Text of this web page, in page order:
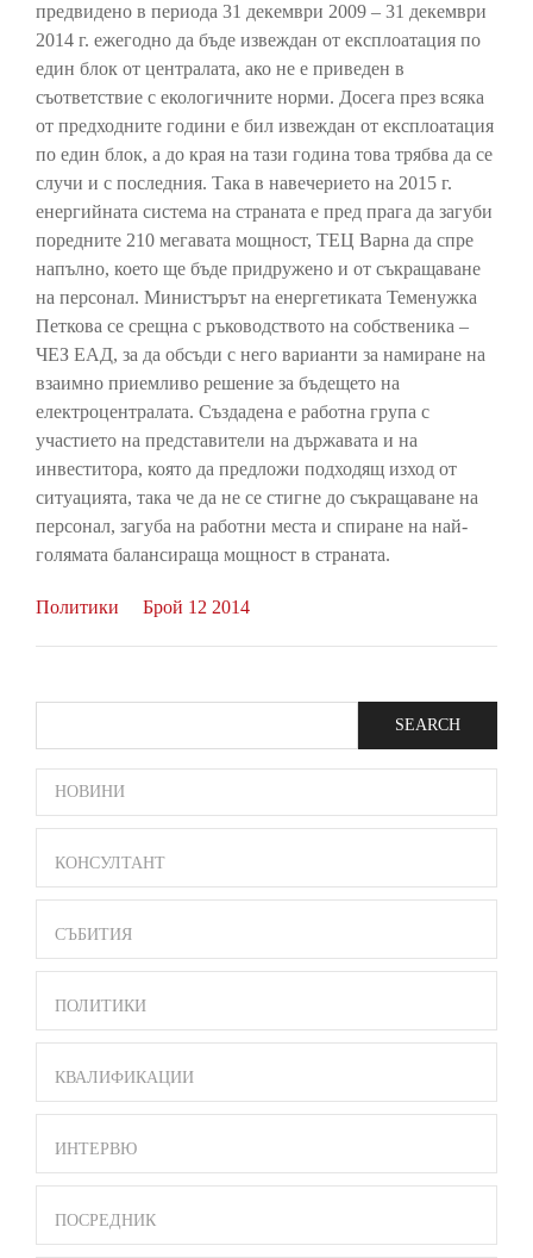
предвидено в периода 31 декември 2009 – 31 декември
2014 г. ежегодно да бъде извеждан от експлоатация по
един блок от централата, ако не е приведен в
съответствие с екологичните норми. Досега през всяка
от предходните години е бил извеждан от експлоатация
по един блок, а до края на тази година това трябва да се
случи и с последния. Така в навечерието на 2015 г.
енергийната система на страната е пред прага да загуби
поредните 210 мегавата мощност, ТЕЦ Варна да спре
напълно, което ще бъде придружено и от съкращаване
на персонал. Министърът на енергетиката Теменужка
Петкова се срещна с ръководството на собственика –
ЧЕЗ ЕАД, за да обсъди с него варианти за намиране на
взаимно приемливо решение за бъдещето на
електроцентралата. Създадена е работна група с
участието на представители на държавата и на
инвеститора, която да предложи подходящ изход от
ситуацията, така че да не се стигне до съкращаване на
персонал, загуба на работни места и спиране на най-
голямата балансираща мощност в страната.
Политики Брой 12 2014
SIDE
BAR
MENU
НОВИНИ
КОНСУЛТАНТ
СЪБИТИЯ
ПОЛИТИКИ
КВАЛИФИКАЦИИ
ИНТЕРВЮ
ПОСРЕДНИК